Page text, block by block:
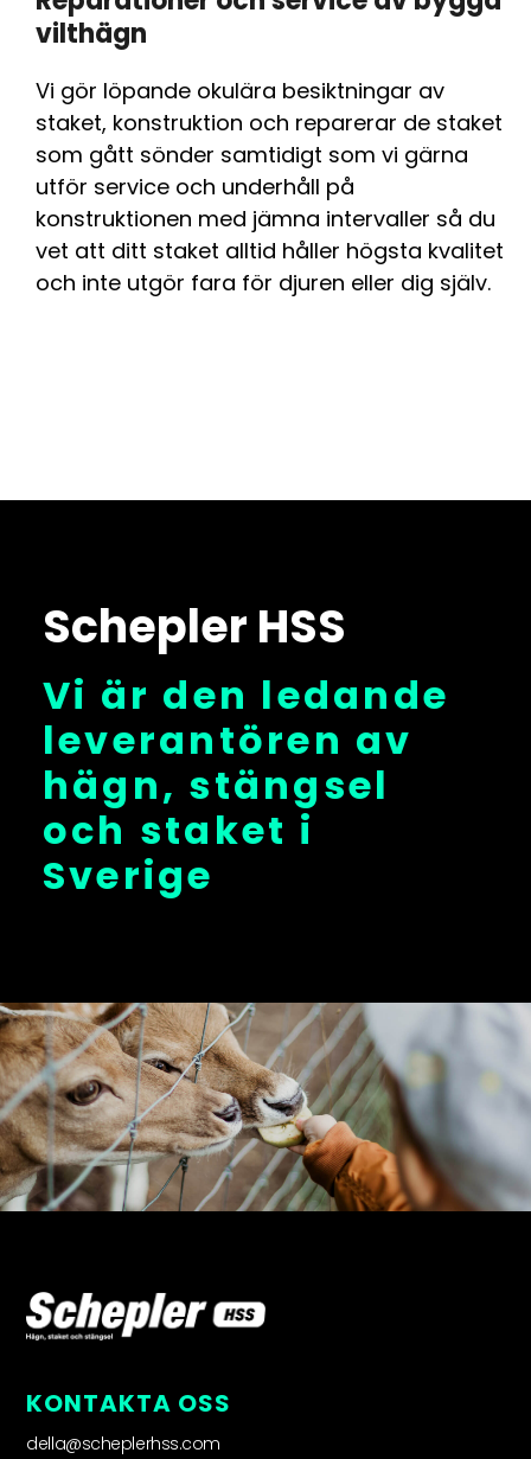
vilthägn
Vi gör löpande okulära besiktningar av
staket, konstruktion och reparerar de staket
som gått sönder samtidigt som vi gärna
utför service och underhåll på
konstruktionen med jämna intervaller så du
vet att ditt staket alltid håller högsta kvalitet
och inte utgör fara för djuren eller dig själv.
Schepler HSS
Vi är den ledande
leverantören av
hägn, stängsel
och staket i
Sverige
KONTAKTA OSS
della@scheplerhss.com